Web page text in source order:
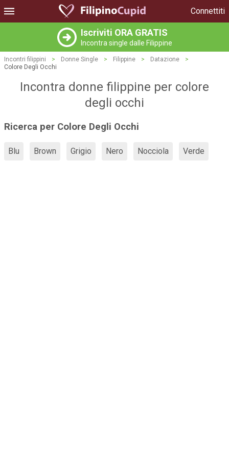
Connettiti
Iscriviti ORA GRATIS
Incontra single dalle Filippine
Incontri filippini > Donne Single > Filippine > Datazione
>
Colore Degli Occhi
Incontra donne filippine per colore
degli occhi
Ricerca per Colore Degli Occhi
Blu Brown Grigio Nero Nocciola Verde